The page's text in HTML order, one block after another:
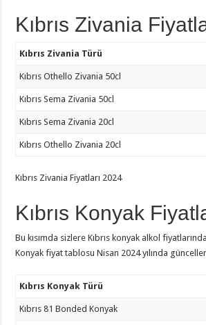
Kıbrıs Zivania
Kıbrıs Zivania Türü
Kıbrıs Othello Zivania 50cl
Kıbrıs Sema Zivania 50cl
Kıbrıs Sema Zivania 20cl
Kıbrıs Othello Zivania 20cl
Kıbrıs Zivania Fiyatları 2024
Kıbrıs Konyak
Bu kısımda sizlere Kıbrıs konyak alkol
Konyak fiyat tablosu Nisan 2024 yılında
Kıbrıs Konyak Türü
Kıbrıs 81 Bonded Konyak